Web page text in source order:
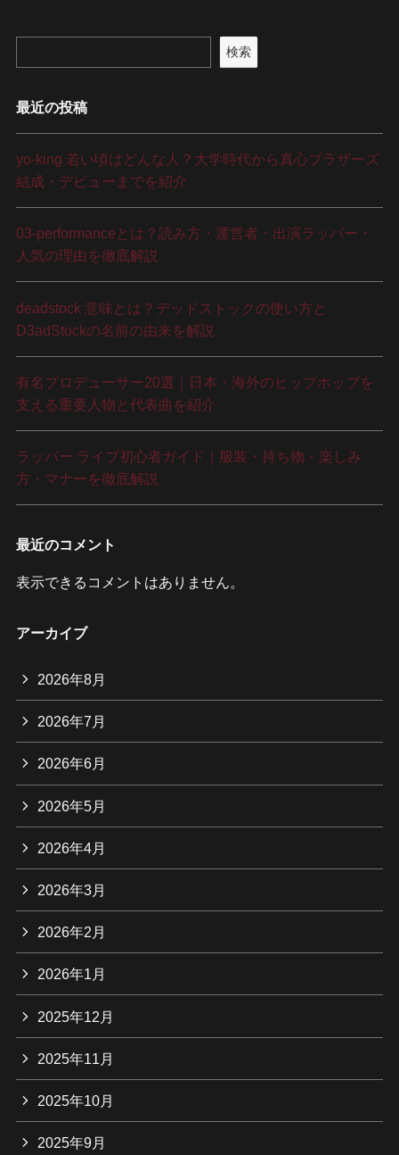
検索
最近の投稿
yo-king 若い頃はどんな人？大学時代から真心ブラザーズ
結成・デビューまでを紹介
03-performanceとは？読み方・運営者・出演ラッパー・
人気の理由を徹底解説
deadstock 意味とは？デッドストックの使い方と
D3adStockの名前の由来を解説
有名プロデューサー20選｜日本・海外のヒップホップを
支える重要人物と代表曲を紹介
ラッパー ライブ初心者ガイド｜服装・持ち物・楽しみ
方・マナーを徹底解説
最近のコメント
表示できるコメントはありません。
アーカイブ
2026年8月
2026年7月
2026年6月
2026年5月
2026年4月
2026年3月
2026年2月
2026年1月
2025年12月
2025年11月
2025年10月
2025年9月